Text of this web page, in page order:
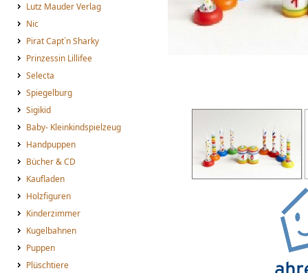
Lutz Mauder Verlag
Nic
Pirat Capt´n Sharky
Prinzessin Lillifee
Selecta
Spiegelburg
Sigikid
Baby- Kleinkindspielzeug
Handpuppen
Bücher & CD
Kaufladen
Holzfiguren
Kinderzimmer
Kugelbahnen
Puppen
Plüschtiere